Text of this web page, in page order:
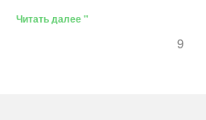
Читать далее "
9